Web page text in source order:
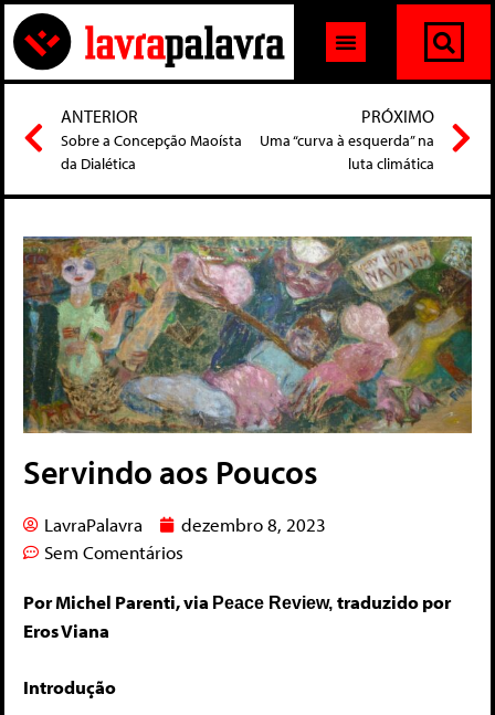
ANTERIOR
Sobre a Concepção Maoísta
da Dialética
PRÓXIMO
Uma “curva à esquerda” na
luta climática
Servindo aos Poucos
LavraPalavra
dezembro 8, 2023
Sem Comentários
Por Michel Parenti, via Peace Review, traduzido por
Eros Viana
Introdução